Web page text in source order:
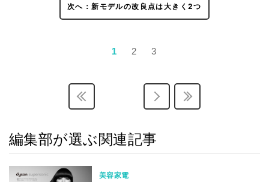
次へ：新モデルの改良点は大きく2つ
1 2 3
編集部が選ぶ関連記事
美容家電